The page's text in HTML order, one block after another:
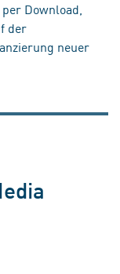
Download,
der
neuer